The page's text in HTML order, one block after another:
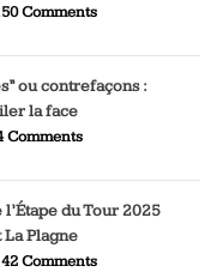
Comments
ou contrefaçons :
la face
Comments
du Tour 2025
Plagne
42 Comments